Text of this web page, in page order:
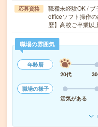
応募資格
職種未経験OK / ブ
officeソフト操作
歴】高校ご卒業
職場の雰囲気
年齢層
20代
職場の様子
活気がある